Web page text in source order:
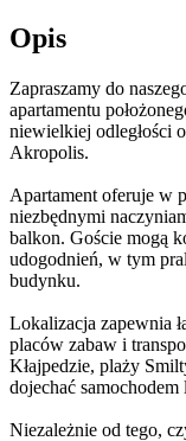
Opis
Zapraszamy do
apartamentu
niewielkiej odległości
Akropolis.
Apartament oferuje w
niezbędnymi
balkon. Goście mogą
udogodnień, w tym
budynku.
Lokalizacja zapewnia
placów zabaw i
Kłajpedzie, plaży
dojechać
Niezależnie od tego,